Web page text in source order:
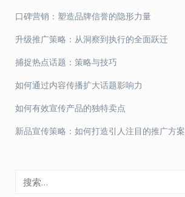
口碑营销：塑造品牌信誉的隐形力量
升级推广策略：从洞察到执行的全面跃迁
捕捉热点话题：策略与技巧
如何通过内容传播扩大话题影响力
如何有效宣传产品的独特卖点
新品宣传策略：如何打造引人注目的推广方案